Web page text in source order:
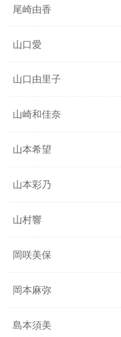
尾崎由香
山口愛
山口由里子
山崎和佳奈
山本希望
山本彩乃
山村響
岡咲美保
岡本麻弥
島本須美